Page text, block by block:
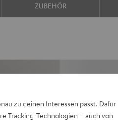
ZUBEHÖR
zu deinen Interessen passt. Dafür
Tracking-Technologien – auch von